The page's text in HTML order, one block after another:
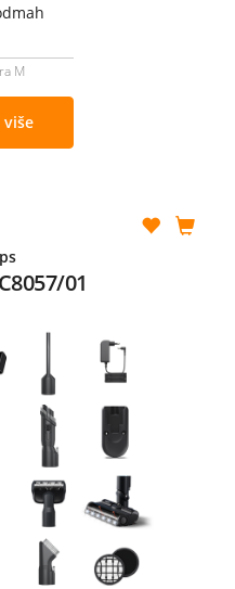
M
više
01